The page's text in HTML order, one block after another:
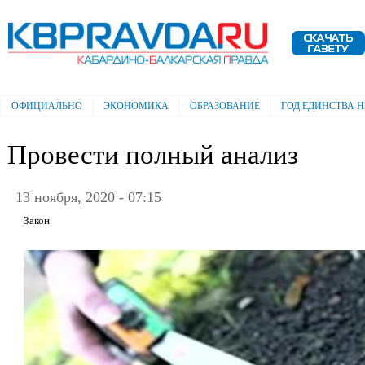
Электронная газета "Кабардино-
Балкарская правда"
Главное меню
ОФИЦИАЛЬНО ЭКОНОМИКА ОБРАЗОВАНИЕ ГОД ЕДИНСТВА
Провести полный анализ
13 ноября, 2020 - 07:15
Закон